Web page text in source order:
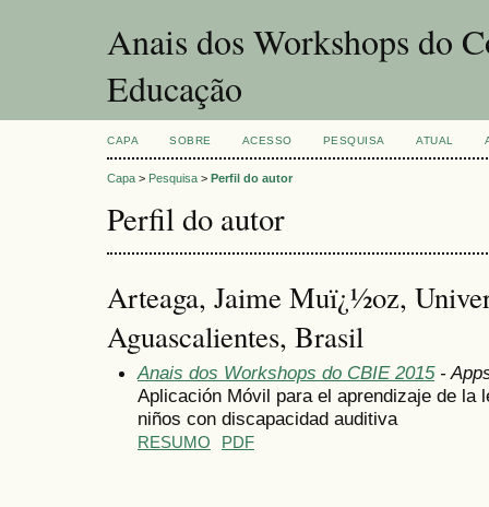
Anais dos Workshops do
Educação
CAPA SOBRE ACESSO PESQUISA ATUAL
Capa > Pesquisa > Perfil do autor
Perfil do autor
Arteaga, Jaime Muï¿½oz,
Aguascalientes, Brasil
Anais dos Workshops do CBIE 2015-
Aplicación Móvil para el aprendizaje de la
niños con discapacidad auditiva
RESUMO PDF